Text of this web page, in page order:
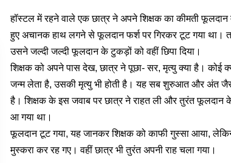
हॉस्टल में रहने वाले एक छात्र ने अपने शिक्षक का कीमती
हुए अचानक हाथ लगने से फूलदान फर्श पर गिरकर टूट गया था।
उसने जल्दी जल्दी फूलदान के टुकड़ों को वहीं छिपा दिया।
शिक्षक को अपने पास देख, छात्र ने पूछा- सर, मृत्यु क्या है। कोई
जन्म लेता है, उसकी मृत्यु भी होती है। यह सब शुरुआत और अंत
है। शिक्षक के इस जवाब पर छात्र ने राहत ली और तुरंत
आ गया था।
फूलदान टूट गया, यह जानकर शिक्षक को काफी गुस्सा आया,
मुस्करा कर रह गए। वहीं छात्र भी तुरंत अपनी राह चला गया।